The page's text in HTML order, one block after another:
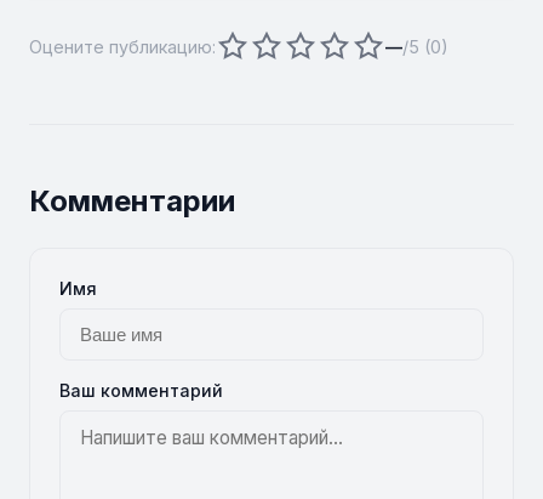
Оцените публикацию: —/5 (0)
Комментарии
Имя
Ваш комментарий